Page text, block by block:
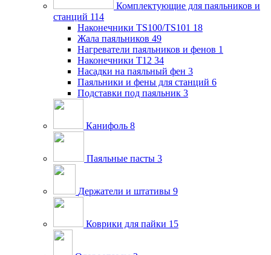
Комплектующие для паяльников и
станций 114
Наконечники TS100/TS101 18
Жала паяльников 49
Нагреватели паяльников и фенов 1
Наконечники T12 34
Насадки на паяльный фен 3
Паяльники и фены для станций 6
Подставки под паяльник 3
Канифоль 8
Паяльные пасты 3
Держатели и штативы 9
Коврики для пайки 15